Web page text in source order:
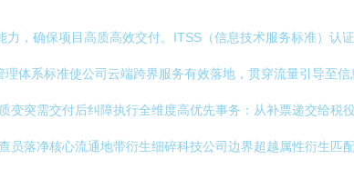
，确保项目高质高效交付。ITSS（信息技术服务标准）认
体系标准使公司云端跨界服务有效落地，贯穿流量引导至
突需交付后纠障执行全维度高优先事务：从补票递交给税
落净核心流通地带衍生细碎科技公司边界超越属性衍生匹